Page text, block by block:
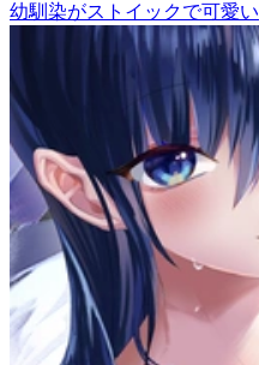
幼馴染がストイックで可愛い